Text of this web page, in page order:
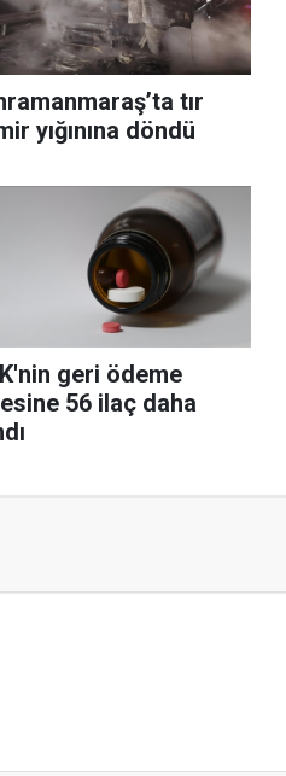
tır
yığınına döndü
geri ödeme
56 ilaç daha